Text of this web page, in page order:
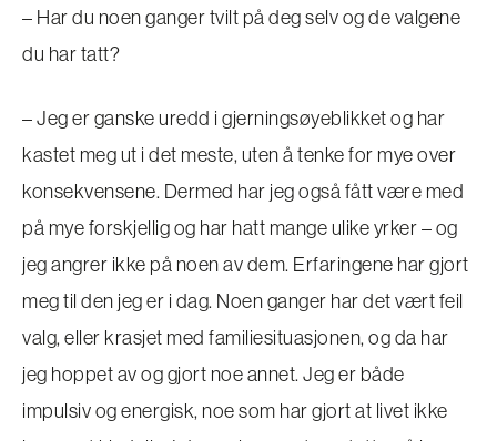
– Har du noen ganger tvilt på deg selv og de valgene
du har tatt?
– Jeg er ganske uredd i gjerningsøyeblikket og har
kastet meg ut i det meste, uten å tenke for mye over
konsekvensene. Dermed har jeg også fått være med
på mye forskjellig og har hatt mange ulike yrker – og
jeg angrer ikke på noen av dem. Erfaringene har gjort
meg til den jeg er i dag. Noen ganger har det vært feil
valg, eller krasjet med familiesituasjonen, og da har
jeg hoppet av og gjort noe annet. Jeg er både
impulsiv og energisk, noe som har gjort at livet ikke